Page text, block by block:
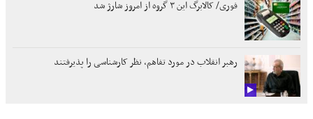
فوری/ کالابرگ این ۳ گروه از امروز شارژ شد
رهبر انقلاب در مورد تفاهم، نظر کارشناسی را پذیرفتند